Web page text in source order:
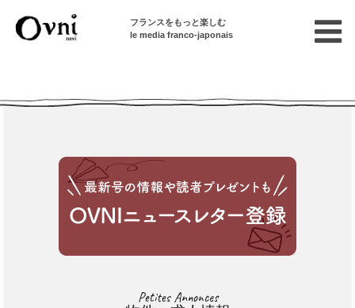
フランスをもっと楽しむ
le media franco-japonais
Petites Annonces